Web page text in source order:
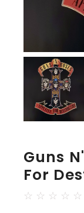
Guns
For
☆ ☆ ☆ ☆ ☆